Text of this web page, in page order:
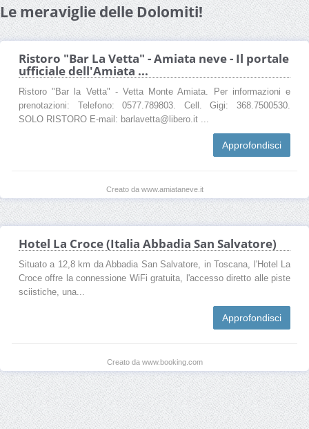
Le meraviglie delle Dolomiti!
Ristoro "Bar La Vetta" - Amiata neve - Il portale
ufficiale dell'Amiata ...
Ristoro "Bar la Vetta" - Vetta Monte Amiata. Per informazioni e
prenotazioni: Telefono: 0577.789803. Cell. Gigi: 368.7500530.
SOLO RISTORO E-mail: barlavetta@libero.it ...
Approfondisci
Creato da www.amiataneve.it
Hotel La Croce (Italia Abbadia San Salvatore)
Situato a 12,8 km da Abbadia San Salvatore, in Toscana, l'Hotel La
Croce offre la connessione WiFi gratuita, l'accesso diretto alle piste
sciistiche, una...
Approfondisci
Creato da www.booking.com